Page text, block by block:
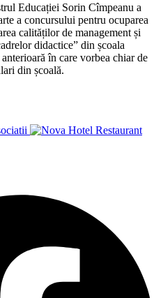
Educației Sorin Cîmpeanu a
a concursului pentru ocuparea
calităților de management și
didactice” din școala
în care vorbea chiar de
din școală.